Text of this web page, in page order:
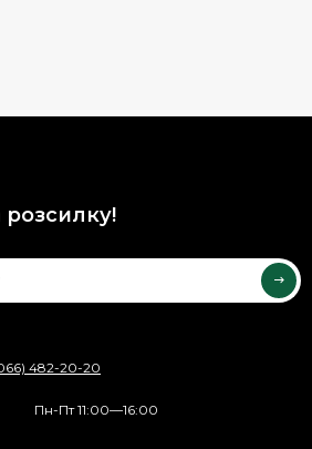
розсилку!
482-20-20
Пн-Пт 11:00—16:00